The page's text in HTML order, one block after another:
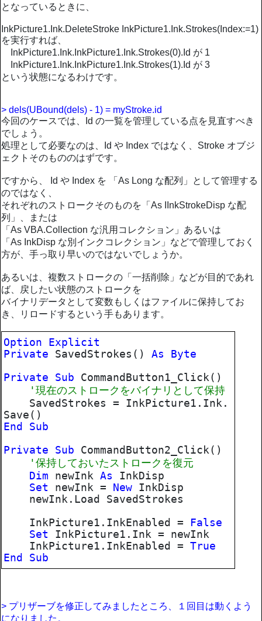
となっているときに、
InkPicture1.Ink.DeleteStroke InkPicture1.Ink.Strokes(Index:=1)
を実行すれば、
InkPicture1.Ink.InkPicture1.Ink.Strokes(0).Id が 1
InkPicture1.Ink.InkPicture1.Ink.Strokes(1).Id が 3
という状態になるわけです。
> dels(UBound(dels) - 1) = myStroke.id
今回のケースでは、Id の一覧を管理している点を見直すべき
でしょう。
処理として必要なのは、Id や Index ではなく、Stroke オブジ
ェクトそのもののはずです。
ですから、 Id や Index を 「As Long な配列」として管理する
のではなく、
それぞれのストロークそのものを「As IInkStrokeDisp な配
列」、または
「As VBA.Collection な汎用コレクション」あるいは
「As InkDisp な別インクコレクション」などで管理しておく
方が、手っ取り早いのではないでしょうか。
あるいは、複数ストロークの「一括削除」などが目的であれ
ば、戻したい状態のストロークを
バイナリデータとして変数もしくはファイルに保持してお
き、リロードするという手もあります。
Option
Explicit
Private SavedStrokes()As
Byte
Private
Sub CommandButton1_Click()
'現在のストロークをバイナリとして保持
SavedStrokes = InkPicture1.Ink.
Save()
End
Sub
Private
Sub CommandButton2_Click()
'保持しておいたストロークを復元
Dim newInkAs
InkDisp
Set
newInk = New InkDisp
newInk.Load SavedStrokes
InkPicture1.InkEnabled =
False
Set
InkPicture1.Ink = newInk
InkPicture1.InkEnabled =True
End
Sub
> プリザーブを修正してみましたところ、１回目は動くよう
になりました。